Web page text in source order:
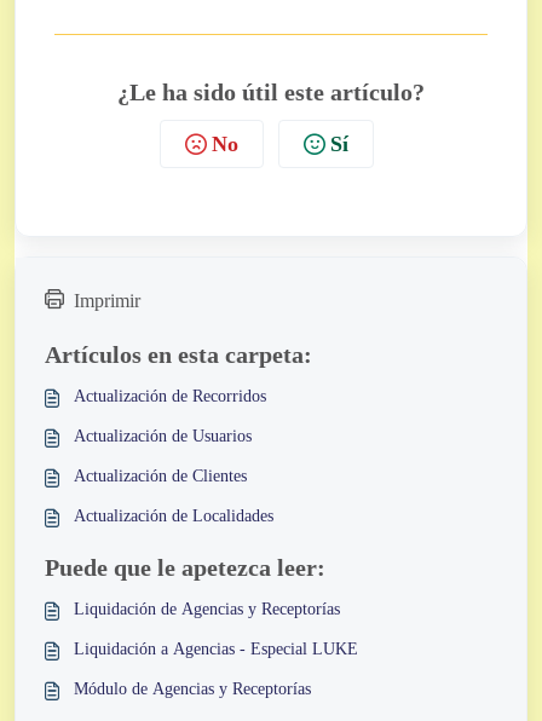
¿Le ha sido útil este artículo?
No Sí
Imprimir
Artículos en esta carpeta:
Actualización de Recorridos
Actualización de Usuarios
Actualización de Clientes
Actualización de Localidades
Puede que le apetezca leer:
Liquidación de Agencias y Receptorías
Liquidación a Agencias - Especial LUKE
Módulo de Agencias y Receptorías